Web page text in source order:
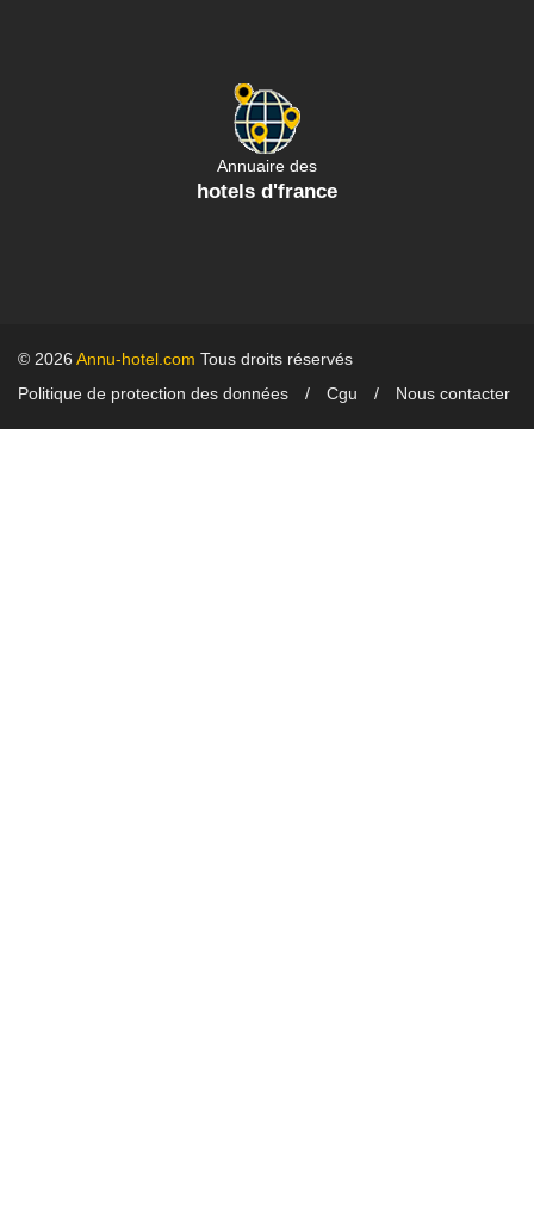
Annuaire des
hotels d'france
© 2026 Annu-hotel.com Tous droits réservés
Politique de protection des données
Cgu Nous contacter